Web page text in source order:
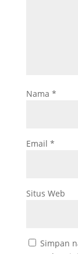
Nama *
Email *
Situs Web
Simpan